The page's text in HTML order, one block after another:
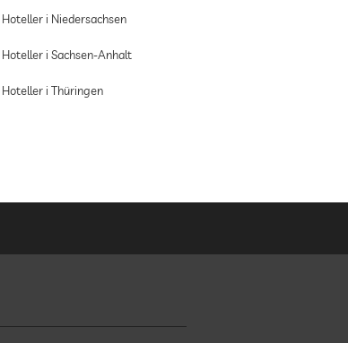
Hoteller i Niedersachsen
Hoteller i Sachsen-Anhalt
Hoteller i Thüringen